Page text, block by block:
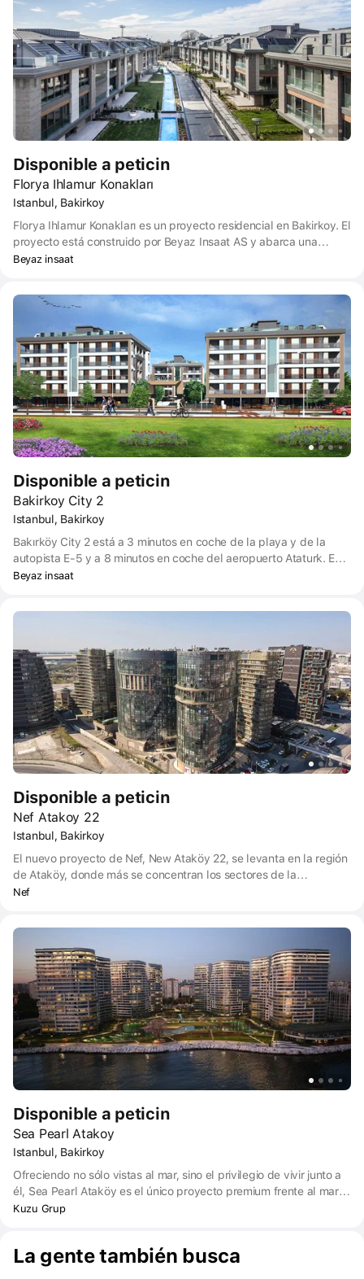
Disponible a peticin
Florya Ihlamur Konakları
Istanbul, Bakirkoy
Florya Ihlamur Konakları es un proyecto residencial en Bakirkoy. El
proyecto está construido por Beyaz Insaat AS y abarca una
superficie de terreno de 11000 m² en total. Habrá edificios de 3-4
Beyaz insaat
Disponible a peticin
Bakirkoy City 2
Istanbul, Bakirkoy
Bakırköy City 2 está a 3 minutos en coche de la playa y de la
autopista E-5 y a 8 minutos en coche del aeropuerto Ataturk. En
otras palabras, se puede llegar fácilmente a cualquier lugar, ya
céntrica ubicación.
Beyaz insaat
Disponible a peticin
Nef Atakoy 22
Istanbul, Bakirkoy
El nuevo proyecto de Nef, New Ataköy 22, se levanta en la región
de Ataköy, donde más se concentran los sectores de la
educación, los servicios y el comercio. El proyecto, situado a
la Universidad Kültür, justo al lado de la E-5.
Nef
Disponible a peticin
Sea Pearl Atakoy
Istanbul, Bakirkoy
Ofreciendo no sólo vistas al mar, sino el privilegio de vivir junto a
él, Sea Pearl Ataköy es el único proyecto premium frente al mar
de Estambul. Con su ubicación, espacios sociales salpicados de
hablar durante muchos años. Sea Pearl Ataköy incorpora cuatro
Kuzu Grup
La gente también busca